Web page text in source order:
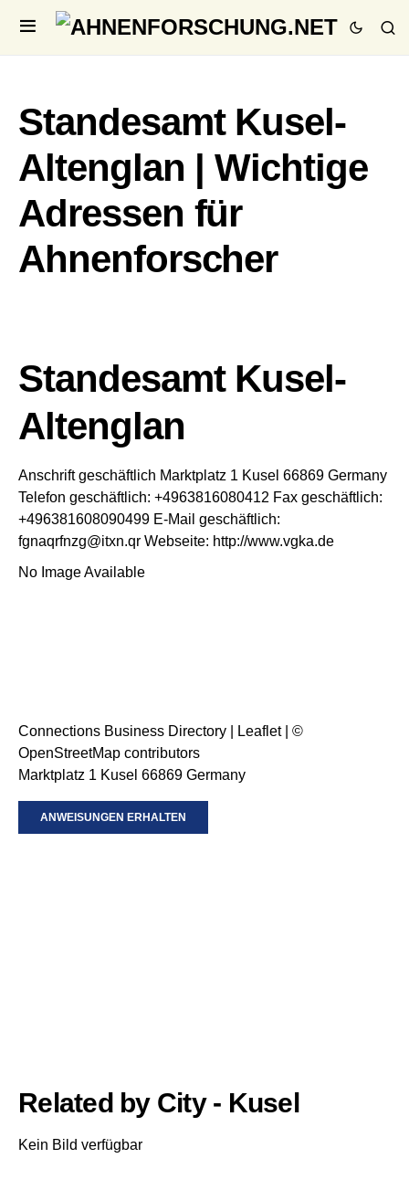
Standesamt Kusel-
Altenglan | Wichtige
Adressen für
Ahnenforscher
Standesamt Kusel-
Altenglan
Anschrift geschäftlich Marktplatz 1 Kusel 66869 Germany
Telefon geschäftlich: +4963816080412 Fax geschäftlich:
+496381608090499 E-Mail geschäftlich:
fgnaqrfnzg@itxn.qr Webseite: http://www.vgka.de
No Image Available
Connections Business Directory Leaflet| ©
OpenStreetMap contributors
Marktplatz 1 Kusel 66869 Germany
ANWEISUNGEN ERHALTEN
Related by City - Kusel
Kein Bild verfügbar